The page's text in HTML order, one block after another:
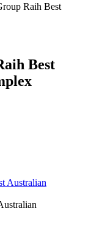
Raih Best
Best